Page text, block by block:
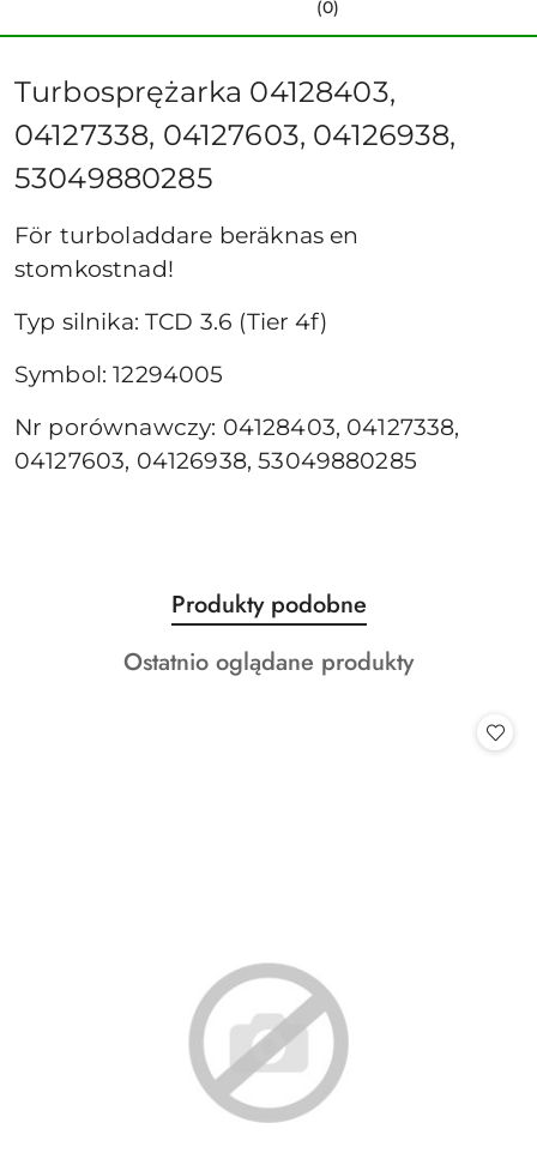
(0)
Turbosprężarka 04128403,
04127338, 04127603, 04126938,
53049880285
För turboladdare beräknas en
stomkostnad!
Typ silnika: TCD 3.6 (Tier 4f)
Symbol: 12294005
Nr porównawczy: 04128403, 04127338,
04127603, 04126938, 53049880285
Pomiń karuzelę produktów
Produkty
o
statusie:
Produkty podobne
Produkty
Ostatnio oglądane produkty